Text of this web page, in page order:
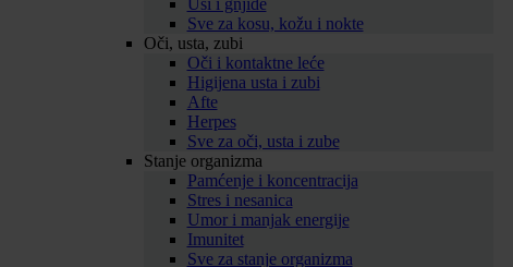
Uši i gnjide
Sve za kosu, kožu i nokte
Oči, usta, zubi
Oči i kontaktne leće
Higijena usta i zubi
Afte
Herpes
Sve za oči, usta i zube
Stanje organizma
Pamćenje i koncentracija
Stres i nesanica
Umor i manjak energije
Imunitet
Sve za stanje organizma